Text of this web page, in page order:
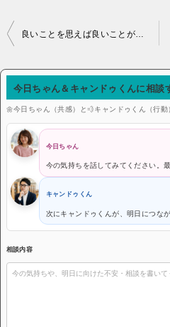
投稿ナビゲーション 良いことを思えば良いことが起きます。悪いことを思えば悪い事が起きます。
今日ちゃん＆キャンドゥくんに相談
🌼今日ちゃん（共感）と💨キャンドゥくん（行動
今日ちゃん
今の気持ちを話してみてください。
キャンドゥくん
次にキャンドゥくんが、明日につな
相談内容